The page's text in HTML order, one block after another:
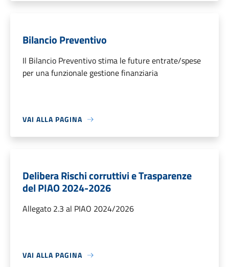
Bilancio Preventivo
Il Bilancio Preventivo stima le future entrate/spese
per una funzionale gestione finanziaria
VAI ALLA PAGINA
Delibera Rischi corruttivi e Trasparenze
del PIAO 2024-2026
Allegato 2.3 al PIAO 2024/2026
VAI ALLA PAGINA